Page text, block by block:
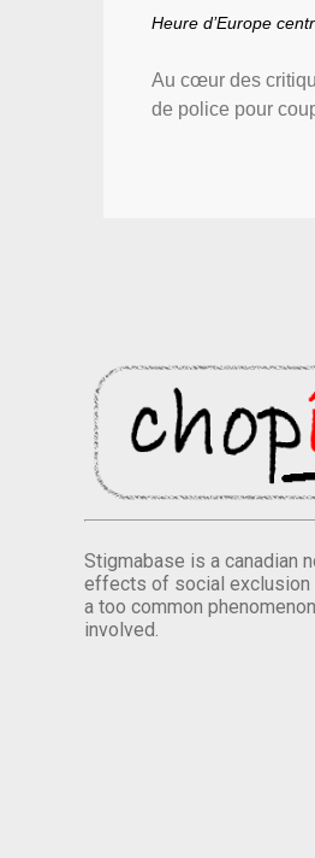
Heure d’Europe
Au cœur des
de police pour
Stigmabase is a canadian
effects of social exclusion
a too common
involved.